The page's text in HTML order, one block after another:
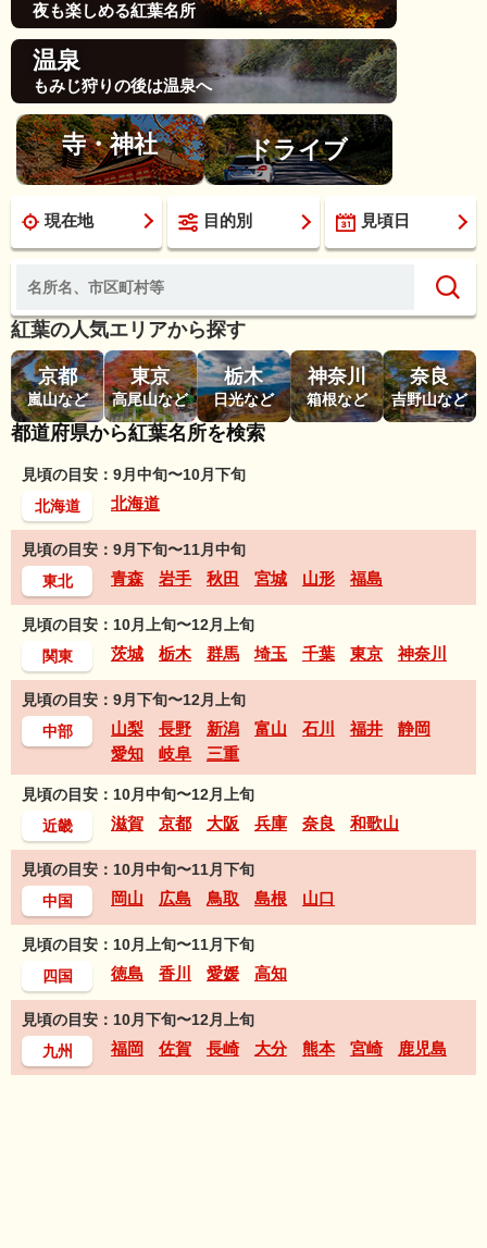
夜も楽しめる紅葉名所
温泉
もみじ狩りの後は温泉へ
寺・神社 ドライブ
現在地 目的別 見頃日
紅葉の人気エリアから探す
京都
嵐山など
東京
高尾山など
栃木
日光など
神奈川
箱根など
奈良
吉野山など
都道府県から紅葉名所を検索
見頃の目安：9月中旬〜10月下旬
北海道
北海道
見頃の目安：9月下旬〜11月中旬
東北
青森 岩手 秋田 宮城 山形 福島
見頃の目安：10月上旬〜12月上旬
関東
茨城 栃木 群馬 埼玉 千葉 東京 神奈川
見頃の目安：9月下旬〜12月上旬
中部
山梨 長野 新潟 富山 石川 福井
静岡
愛知
岐阜 三重
見頃の目安：10月中旬〜12月上旬
近畿
滋賀 京都 大阪 兵庫 奈良 和歌山
見頃の目安：10月中旬〜11月下旬
中国
岡山 広島 鳥取 島根 山口
見頃の目安：10月上旬〜11月下旬
四国
徳島 香川 愛媛 高知
見頃の目安：10月下旬〜12月上旬
九州
福岡 佐賀 長崎 大分 熊本 宮崎 鹿児島